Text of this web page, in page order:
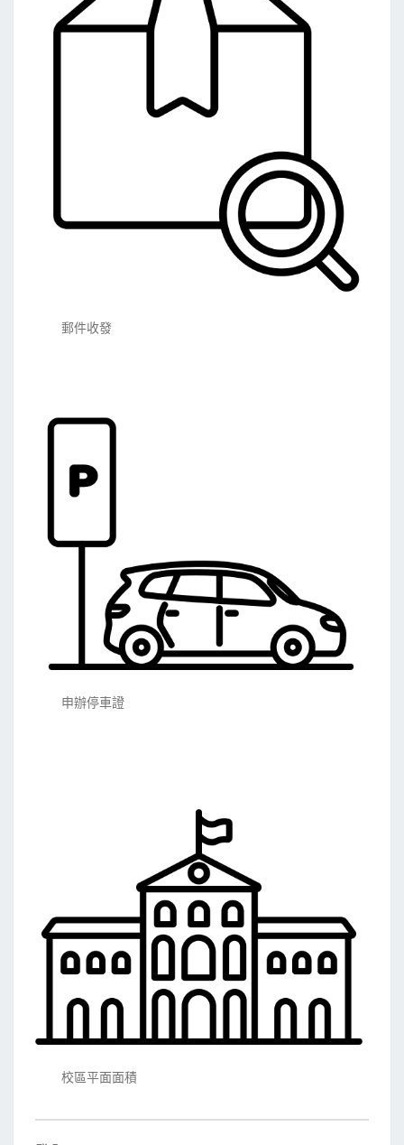
郵件收發
申辦停車證
校區平面面積